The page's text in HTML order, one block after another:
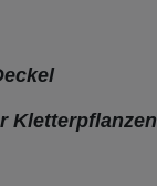
Kletterpflanzen